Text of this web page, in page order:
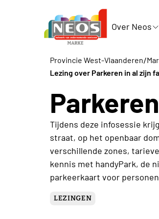
Over Neos
Provincie West-Vlaanderen/
Lezing over Parkeren in al zijn
Tijdens deze infosessie
straat, op het openbaar
verschillende zones,
kennis met handyPark, de
parkeerkaart voor
LEZINGEN